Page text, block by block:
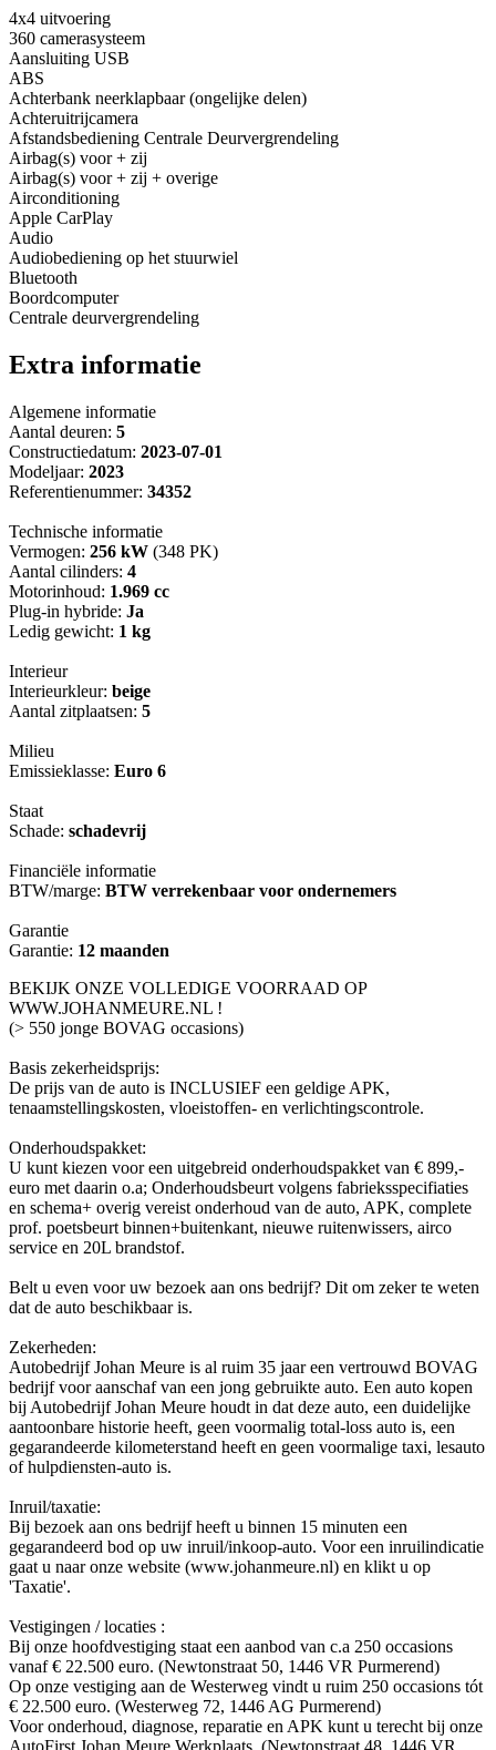
4x4 uitvoering
360 camerasysteem
Aansluiting USB
ABS
Achterbank neerklapbaar (ongelijke delen)
Achteruitrijcamera
Afstandsbediening Centrale Deurvergrendeling
Airbag(s) voor + zij
Airbag(s) voor + zij + overige
Airconditioning
Apple CarPlay
Audio
Audiobediening op het stuurwiel
Bluetooth
Boordcomputer
Centrale deurvergrendeling
Extra informatie
Algemene informatie
Aantal deuren: 5
Constructiedatum: 2023-07-01
Modeljaar: 2023
Referentienummer: 34352
Technische informatie
Vermogen: 256 kW (348 PK)
Aantal cilinders: 4
Motorinhoud: 1.969 cc
Plug-in hybride: Ja
Ledig gewicht: 1 kg
Interieur
Interieurkleur: beige
Aantal zitplaatsen: 5
Milieu
Emissieklasse: Euro 6
Staat
Schade: schadevrij
Financiële informatie
BTW/marge: BTW verrekenbaar voor ondernemers
Garantie
Garantie: 12 maanden
BEKIJK ONZE VOLLEDIGE VOORRAAD OP
WWW.JOHANMEURE.NL !
(> 550 jonge BOVAG occasions)
Basis zekerheidsprijs:
De prijs van de auto is INCLUSIEF een geldige APK,
tenaamstellingskosten, vloeistoffen- en verlichtingscontrole.
Onderhoudspakket:
U kunt kiezen voor een uitgebreid onderhoudspakket van € 899,-
euro met daarin o.a; Onderhoudsbeurt volgens fabrieksspecifiaties
en schema+ overig vereist onderhoud van de auto, APK, complete
prof. poetsbeurt binnen+buitenkant, nieuwe ruitenwissers, airco
service en 20L brandstof.
Belt u even voor uw bezoek aan ons bedrijf? Dit om zeker te weten
dat de auto beschikbaar is.
Zekerheden:
Autobedrijf Johan Meure is al ruim 35 jaar een vertrouwd BOVAG
bedrijf voor aanschaf van een jong gebruikte auto. Een auto kopen
bij Autobedrijf Johan Meure houdt in dat deze auto, een duidelijke
aantoonbare historie heeft, geen voormalig total-loss auto is, een
gegarandeerde kilometerstand heeft en geen voormalige taxi, lesauto
of hulpdiensten-auto is.
Inruil/taxatie:
Bij bezoek aan ons bedrijf heeft u binnen 15 minuten een
gegarandeerd bod op uw inruil/inkoop-auto. Voor een inruilindicatie
gaat u naar onze website (www.johanmeure.nl) en klikt u op
'Taxatie'.
Vestigingen / locaties :
Bij onze hoofdvestiging staat een aanbod van c.a 250 occasions
vanaf € 22.500 euro. (Newtonstraat 50, 1446 VR Purmerend)
Op onze vestiging aan de Westerweg vindt u ruim 250 occasions tót
€ 22.500 euro. (Westerweg 72, 1446 AG Purmerend)
Voor onderhoud, diagnose, reparatie en APK kunt u terecht bij onze
AutoFirst Johan Meure Werkplaats. (Newtonstraat 48, 1446 VR